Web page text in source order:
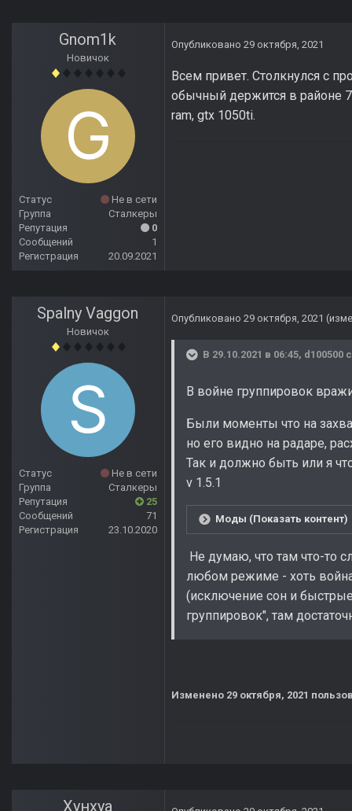
Gnom1k
Новичок
Статус
Не в сети
Группа
Сталкеры
Репутация
0
Сообщений
1
Регистрация
20.09.2021
Опубликовано 29 октября, 2021
Всем привет. Столкнулся с
обычный держится в районе
ram, gtx 1050ti.
Spalny Vaggon
Новичок
Статус
Не в сети
Группа
Сталкеры
Репутация
25
Сообщений
71
Регистрация
23.10.2020
Опубликовано 29 октября, 2021
В 29.10.2021 в 06:45, d100500
В войне группировок
Были моменты что на
но его видно на радаре,
Так и должно быть или я
v 1.5.1
Моды (Показать контент)
Не думаю, что там что-то
любом режиме - хоть
(исключение сон и
группировок", там
Изменено 29 октября, 2021
Хунхуа